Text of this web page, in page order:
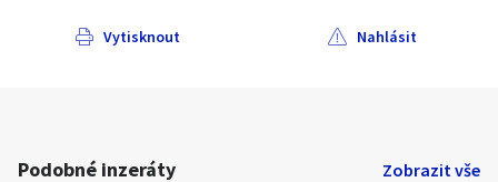
Vytisknout Nahlásit
Podobné inzeráty Zobrazit vše